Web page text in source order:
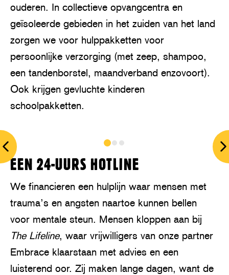
ouderen. In collectieve opvangcentra en
geïsoleerde gebieden in het zuiden van het land
zorgen we voor hulppakketten voor
persoonlijke verzorging (met zeep, shampoo,
een tandenborstel, maandverband enzovoort).
Ook krijgen gevluchte kinderen
schoolpakketten.
prev
EEN 24-UURS HOTLINE
We financieren een hulplijn waar mensen met
trauma’s en angsten naartoe kunnen bellen
voor mentale steun. Mensen kloppen aan bij
The Lifeline, waar vrijwilligers van onze partner
Embrace klaarstaan met advies en een
luisterend oor. Zij maken lange dagen, want de